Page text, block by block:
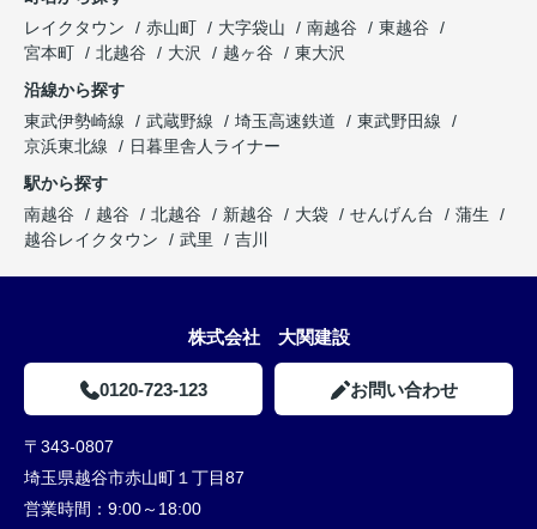
レイクタウン
赤山町 大字袋山 南越谷
東越谷
宮本町
北越谷 大沢 越ヶ谷
東大沢
沿線から探す
東武伊勢崎線
武蔵野線 埼玉高速鉄道
東武野田線
京浜東北線
日暮里舎人ライナー
駅から探す
南越谷
越谷 北越谷 新越谷 大袋 せんげん台
蒲生
越谷レイクタウン
武里 吉川
株式会社 大関建設
0120-723-123 お問い合わせ
〒343-0807
埼玉県越谷市赤山町１丁目87
営業時間： 9:00～18:00